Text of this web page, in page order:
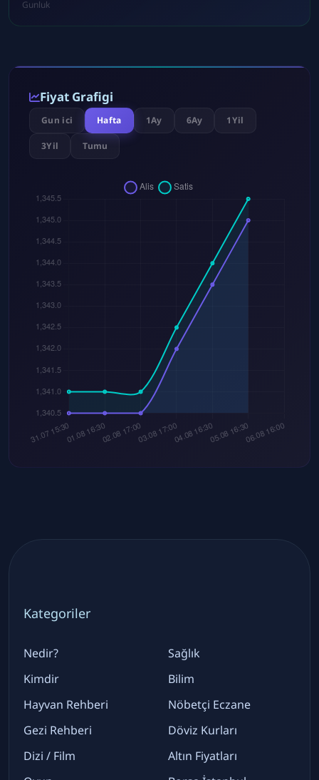
Gunluk
Fiyat Grafigi
Gun ici Hafta 1Ay 6Ay 1Yil
3Yil Tumu
Kategoriler
Nedir?
Kimdir
Hayvan Rehberi
Gezi Rehberi
Dizi / Film
Sağlık
Bilim
Nöbetçi Eczane
Döviz Kurları
Altın Fiyatları